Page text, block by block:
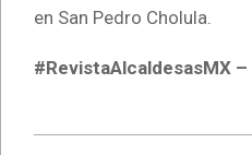
en San Pedro Cholula.
#RevistaAlcaldesasMX –